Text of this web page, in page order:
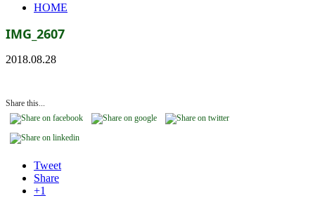
HOME
IMG_2607
2018.08.28
Share this...
Tweet
Share
+1